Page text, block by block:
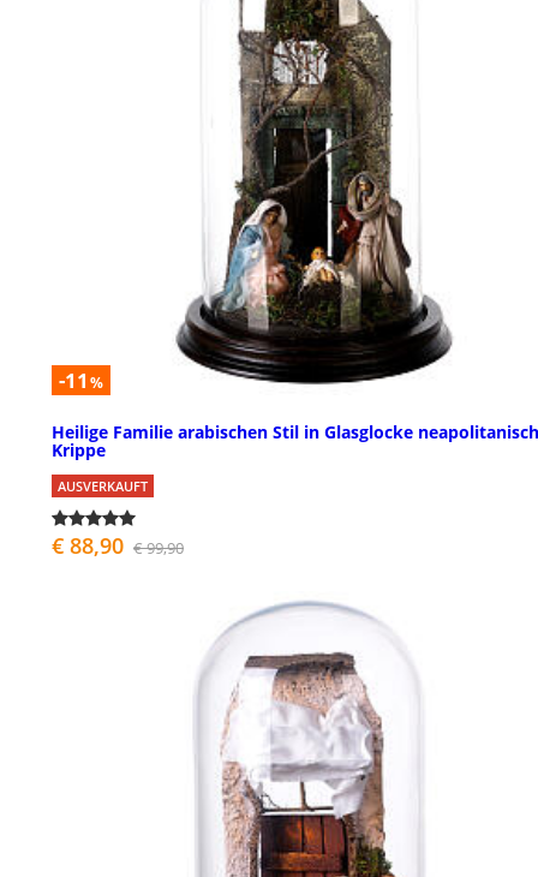
-11 %
Heilige Familie arabischen Stil in Glasglocke
Krippe
AUSVERKAUFT
€ 88,90 € 99,90